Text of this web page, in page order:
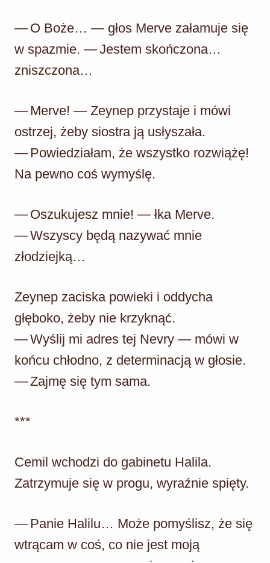
— O Boże… — głos Merve załamuje się
w spazmie. — Jestem skończona…
zniszczona…
— Merve! — Zeynep przystaje i mówi
ostrzej, żeby siostra ją usłyszała.
— Powiedziałam, że wszystko rozwiążę!
Na pewno coś wymyślę.
— Oszukujesz mnie! — łka Merve.
— Wszyscy będą nazywać mnie
złodziejką…
Zeynep zaciska powieki i oddycha
głęboko, żeby nie krzyknąć.
— Wyślij mi adres tej Nevry — mówi w
końcu chłodno, z determinacją w głosie.
— Zajmę się tym sama.
***
Cemil wchodzi do gabinetu Halila.
Zatrzymuje się w progu, wyraźnie spięty.
— Panie Halilu… Może pomyślisz, że się
wtrącam w coś, co nie jest moją